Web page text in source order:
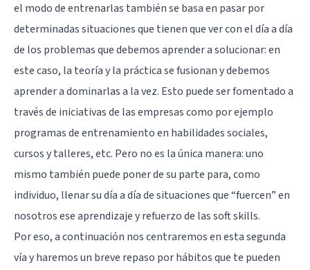
el modo de entrenarlas también se basa en pasar por
determinadas situaciones que tienen que ver con el día a día
de los problemas que debemos aprender a solucionar: en
este caso, la teoría y la práctica se fusionan y debemos
aprender a dominarlas a la vez. Esto puede ser fomentado a
través de iniciativas de las empresas como por ejemplo
programas de entrenamiento en habilidades sociales,
cursos y talleres, etc. Pero no es la única manera: uno
mismo también puede poner de su parte para, como
individuo, llenar su día a día de situaciones que “fuercen” en
nosotros ese aprendizaje y refuerzo de las soft skills.
Por eso, a continuación nos centraremos en esta segunda
vía y haremos un breve repaso por hábitos que te pueden